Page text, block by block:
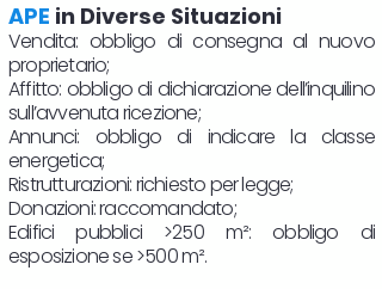
APE in Diverse Situazioni
Vendita: obbligo di consegna al nuovo
proprietario;
Affitto: obbligo di dichiarazione dell’inquilino
sull’avvenuta ricezione;
Annunci: obbligo di indicare la classe
energetica;
Ristrutturazioni: richiesto per legge;
Donazioni: raccomandato;
Edifici pubblici >250 m²: obbligo di
esposizione se >500 m².